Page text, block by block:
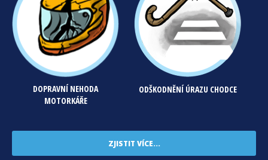
DOPRAVNÍ NEHODA
MOTORKÁŘE
ODŠKODNĚNÍ ÚRAZU CHODCE
ZJISTIT VÍCE...